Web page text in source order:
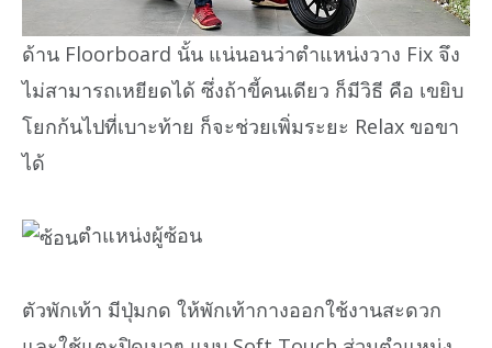
ด้าน Floorboard นั้น แน่นอนว่าตำแหน่งวาง Fix จึง
ไม่สามารถเหยียดได้ ซึ่งถ้าขี้คนเดียว ก็มีวิธี คือ เขยิบ
โยกก้นไปที่เบาะท้าย ก็จะช่วยเพิ่มระยะ Relax ขอขา
ได้
ตำแหน่งผู้ซ้อน
ตัวพักเท้า มีปุ่มกด ให้พักเท้ากางออกใช้งานสะดวก